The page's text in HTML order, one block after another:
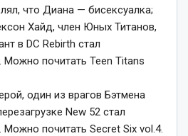
что Диана — бисексуалка;
Хайд, член Юных Титанов,
в DC Rebirth стал
Можно почитать Teen Titans
один из врагов Бэтмена
New 52 стал
Можно почитать Secret Six vol.4.